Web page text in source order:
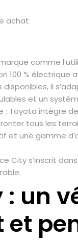
achat
comme
100 % électrique
il
et un
: Toyota intègre
tous les
et une gamme
City s’inscrit
: un